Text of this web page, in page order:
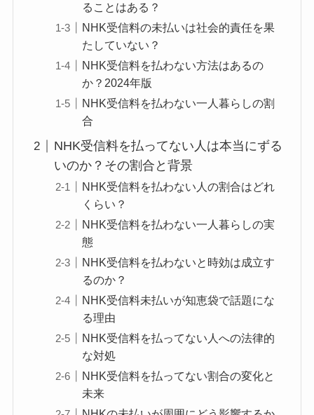
ることはある？
NHK受信料の未払いは社会的責任を果
たしていない？
NHK受信料を払わない方法はあるの
か？2024年版
NHK受信料を払わない一人暮らしの割
合
NHK受信料を払ってない人は本当にずる
いのか？その割合と背景
NHK受信料を払わない人の割合はどれ
くらい？
NHK受信料を払わない一人暮らしの実
態
NHK受信料を払わないと時効は成立す
るのか？
NHK受信料未払いが知恵袋で話題にな
る理由
NHK受信料を払ってない人への法律的
な対処
NHK受信料を払ってない割合の変化と
未来